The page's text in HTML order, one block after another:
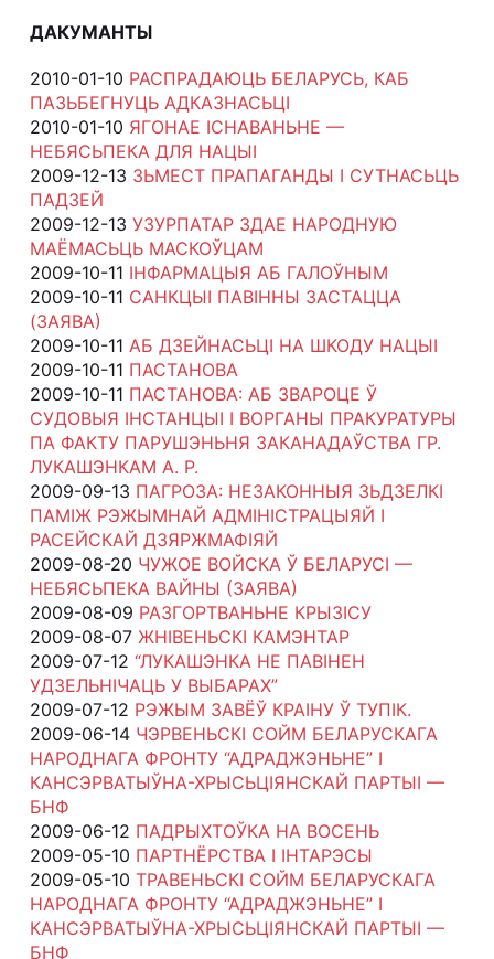
ДАКУМАНТЫ
2010-01-10 РАСПРАДАЮЦЬ БЕЛАРУСЬ, КАБ
ПАЗЬБЕГНУЦЬ АДКАЗНАСЬЦІ
2010-01-10 ЯГОНАЕ ІСНАВАНЬНЕ —
НЕБЯСЬПЕКА ДЛЯ НАЦЫІ
2009-12-13 ЗЬМЕСТ ПРАПАГАНДЫ І СУТНАСЬЦЬ
ПАДЗЕЙ
2009-12-13 УЗУРПАТАР ЗДАЕ НАРОДНУЮ
МАЁМАСЬЦЬ МАСКОЎЦАМ
2009-10-11 ІНФАРМАЦЫЯ АБ ГАЛОЎНЫМ
2009-10-11 САНКЦЫІ ПАВІННЫ ЗАСТАЦЦА
(ЗАЯВА)
2009-10-11 АБ ДЗЕЙНАСЬЦІ НА ШКОДУ НАЦЫІ
2009-10-11 ПАСТАНОВА
2009-10-11 ПАСТАНОВА: АБ ЗВАРОЦЕ Ў
СУДОВЫЯ ІНСТАНЦЫІ І ВОРГАНЫ ПРАКУРАТУРЫ
ПА ФАКТУ ПАРУШЭНЬНЯ ЗАКАНАДАЎСТВА ГР.
ЛУКАШЭНКАМ А. Р.
2009-09-13 ПАГРОЗА: НЕЗАКОННЫЯ ЗЬДЗЕЛКІ
ПАМІЖ РЭЖЫМНАЙ АДМІНІСТРАЦЫЯЙ І
РАСЕЙСКАЙ ДЗЯРЖМАФІЯЙ
2009-08-20 ЧУЖОЕ ВОЙСКА Ў БЕЛАРУСІ —
НЕБЯСЬПЕКА ВАЙНЫ (ЗАЯВА)
2009-08-09 РАЗГОРТВАНЬНЕ КРЫЗІСУ
2009-08-07 ЖНІВЕНЬСКІ КАМЭНТАР
2009-07-12 “ЛУКАШЭНКА НЕ ПАВІНЕН
УДЗЕЛЬНІЧАЦЬ У ВЫБАРАХ”
2009-07-12 РЭЖЫМ ЗАВЁЎ КРАІНУ Ў ТУПІК.
2009-06-14 ЧЭРВЕНЬСКІ СОЙМ БЕЛАРУСКАГА
НАРОДНАГА ФРОНТУ “АДРАДЖЭНЬНЕ” І
КАНСЭРВАТЫЎНА-ХРЫСЬЦІЯНСКАЙ ПАРТЫІ —
БНФ
2009-06-12 ПАДРЫХТОЎКА НА ВОСЕНЬ
2009-05-10 ПАРТНЁРСТВА І ІНТАРЭСЫ
2009-05-10 ТРАВЕНЬСКІ СОЙМ БЕЛАРУСКАГА
НАРОДНАГА ФРОНТУ “АДРАДЖЭНЬНЕ” І
КАНСЭРВАТЫЎНА-ХРЫСЬЦІЯНСКАЙ ПАРТЫІ —
БНФ